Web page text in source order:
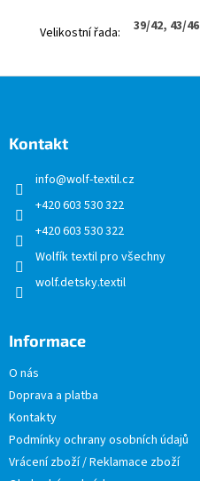
Velikostní řada: 39/42, 43/46
Kontakt
info@wolf-textil.cz
+420 603 530 322
+420 603 530 322
Wolfík textil pro všechny
wolf.detsky.textil
Informace
O nás
Doprava a platba
Kontakty
Podmínky ochrany osobních údajů
Vrácení zboží / Reklamace zboží